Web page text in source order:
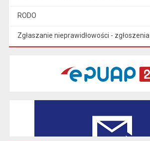
RODO
Zgłaszanie nieprawidłowości -